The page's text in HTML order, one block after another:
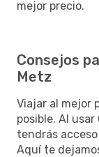
mejor precio.
Consejos
Metz
Viajar al mejor
posible. Al
tendrás
Aquí te